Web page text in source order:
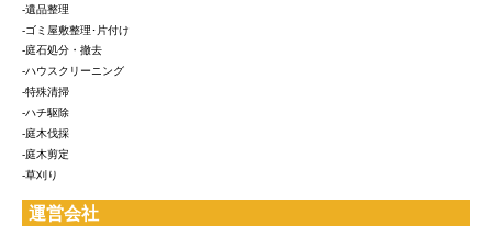
-遺品整理
-ゴミ屋敷整理･片付け
-庭石処分・撤去
-ハウスクリーニング
-特殊清掃
-ハチ駆除
-庭木伐採
-庭木剪定
-草刈り
運営会社